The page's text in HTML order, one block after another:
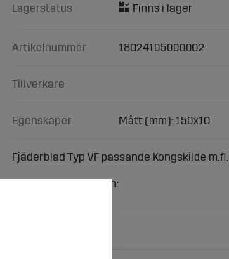
Lagerstatus
Artikelnummer 18024105000002
Tillverkare
Egenskaper Mått (mm): 150x10
Fjäderblad Typ VF passande Kongskilde m.fl.
Teknisk specifikation: